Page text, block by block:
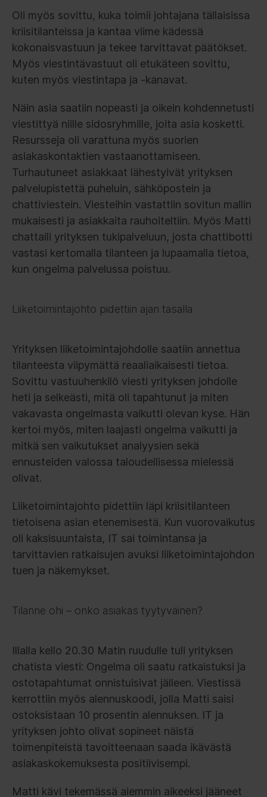
Oli myös sovittu, kuka toimii johtajana tällaisissa
kriisitilanteissa ja kantaa viime kädessä
kokonaisvastuun ja tekee tarvittavat päätökset.
Myös viestintävastuut oli etukäteen sovittu,
kuten myös viestintapa ja -kanavat.
Näin asia saatiin nopeasti ja oikein kohdennetusti
viestittyä niille sidosryhmille, joita asia kosketti.
Resursseja oli varattuna myös suorien
asiakaskontaktien vastaanottamiseen.
Turhautuneet asiakkaat lähestyivät yrityksen
palvelupistettä puheluin, sähköpostein ja
chattiviestein. Viesteihin vastattiin sovitun mallin
mukaisesti ja asiakkaita rauhoiteltiin. Myös Matti
chattaili yrityksen tukipalveluun, josta chattibotti
vastasi kertomalla tilanteen ja lupaamalla tietoa,
kun ongelma palvelussa poistuu.
Liiketoimintajohto pidettiin ajan tasalla
Yrityksen liiketoimintajohdolle saatiin annettua
tilanteesta viipymättä reaaliaikaisesti tietoa.
Sovittu vastuuhenkilö viesti yrityksen johdolle
heti ja selkeästi, mitä oli tapahtunut ja miten
vakavasta ongelmasta vaikutti olevan kyse. Hän
kertoi myös, miten laajasti ongelma vaikutti ja
mitkä sen vaikutukset analyysien sekä
ennusteiden valossa taloudellisessa mielessä
olivat.
Liiketoimintajohto pidettiin läpi kriisitilanteen
tietoisena asian etenemisestä. Kun vuorovaikutus
oli kaksisuuntaista, IT sai toimintansa ja
tarvittavien ratkaisujen avuksi liiketoimintajohdon
tuen ja näkemykset.
Tilanne ohi – onko asiakas tyytyväinen?
Illalla kello 20.30 Matin ruudulle tuli yrityksen
chatista viesti: Ongelma oli saatu ratkaistuksi ja
ostotapahtumat onnistuisivat jälleen. Viestissä
kerrottiin myös alennuskoodi, jolla Matti saisi
ostoksistaan 10 prosentin alennuksen. IT ja
yrityksen johto olivat sopineet näistä
toimenpiteistä tavoitteenaan saada ikävästä
asiakaskokemuksesta positiivisempi.
Matti kävi tekemässä aiemmin aikeeksi jääneet